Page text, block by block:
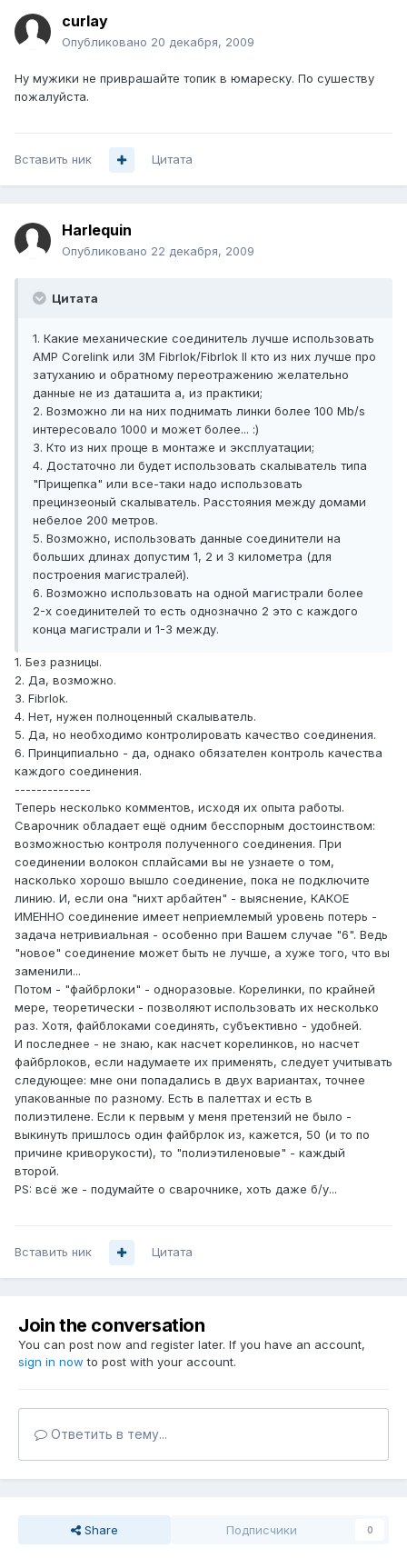
curlay
Опубликовано 20 декабря, 2009
Ну мужики не приврашайте топик в юмареску. По сушеству
пожалуйста.
Вставить ник Цитата
Harlequin
Опубликовано 22 декабря, 2009
Цитата
1. Какие механические соединитель лучше использовать
AMP Corelink или 3M Fibrlok/Fibrlok II кто из них лучше про
затуханию и обратному переотражению желательно
данные не из даташита а, из практики;
2. Возможно ли на них поднимать линки более 100 Mb/s
интересовало 1000 и может более... :)
3. Кто из них проще в монтаже и эксплуатации;
4. Достаточно ли будет использовать скалыватель типа
"Прищепка" или все-таки надо использовать
прецинзеоный скалыватель. Расстояния между домами
небелое 200 метров.
5. Возможно, использовать данные соединители на
больших длинах допустим 1, 2 и 3 километра (для
построения магистралей).
6. Возможно использовать на одной магистрали более
2-х соединителей то есть однозначно 2 это с каждого
конца магистрали и 1-3 между.
1. Без разницы.
2. Да, возможно.
3. Fibrlok.
4. Нет, нужен полноценный скалыватель.
5. Да, но необходимо контролировать качество соединения.
6. Принципиально - да, однако обязателен контроль качества
каждого соединения.
--------------
Теперь несколько комментов, исходя их опыта работы.
Сварочник обладает ещё одним бесспорным достоинством:
возможностью контроля полученного соединения. При
соединении волокон сплайсами вы не узнаете о том,
насколько хорошо вышло соединение, пока не подключите
линию. И, если она "нихт арбайтен" - выяснение, КАКОЕ
ИМЕННО соединение имеет неприемлемый уровень потерь -
задача нетривиальная - особенно при Вашем случае "6". Ведь
"новое" соединение может быть не лучше, а хуже того, что вы
заменили...
Потом - "файбрлоки" - одноразовые. Корелинки, по крайней
мере, теоретически - позволяют использовать их несколько
раз. Хотя, файблоками соединять, субъективно - удобней.
И последнее - не знаю, как насчет корелинков, но насчет
файбрлоков, если надумаете их применять, следует учитывать
следующее: мне они попадались в двух вариантах, точнее
упакованные по разному. Есть в палеттах и есть в
полиэтилене. Если к первым у меня претензий не было -
выкинуть пришлось один файбрлок из, кажется, 50 (и то по
причине криворукости), то "полиэтиленовые" - каждый
второй.
PS: всё же - подумайте о сварочнике, хоть даже б/у...
Вставить ник Цитата
Join the conversation
You can post now and register later. If you have an account,
sign in now to post with your account.
Ответить в тему...
Share Подписчики 0